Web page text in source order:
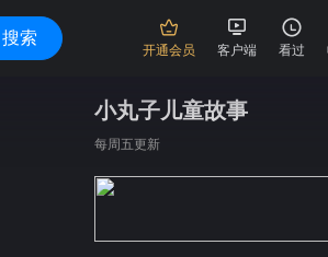
搜索
开通会员 客户端 看过
小丸子儿童故事
每周五更新